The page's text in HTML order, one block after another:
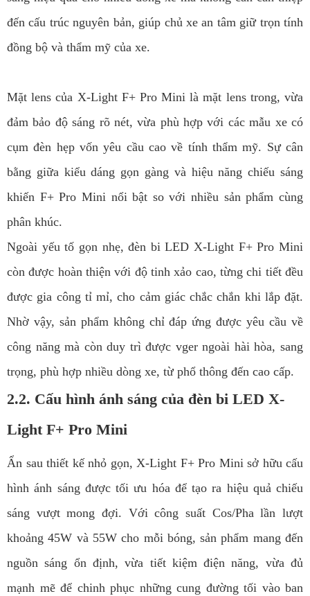
đến cấu trúc nguyên bản, giúp chủ xe an tâm giữ trọn tính
đồng bộ và thẩm mỹ của xe.
Mặt lens của X-Light F+ Pro Mini là mặt lens trong, vừa
đảm bảo độ sáng rõ nét, vừa phù hợp với các mẫu xe có
cụm đèn hẹp vốn yêu cầu cao về tính thẩm mỹ. Sự cân
bằng giữa kiểu dáng gọn gàng và hiệu năng chiếu sáng
khiến F+ Pro Mini nổi bật so với nhiều sản phẩm cùng
phân khúc.
Ngoài yếu tố gọn nhẹ, đèn bi LED X-Light F+ Pro Mini
còn được hoàn thiện với độ tinh xảo cao, từng chi tiết đều
được gia công tỉ mỉ, cho cảm giác chắc chắn khi lắp đặt.
Nhờ vậy, sản phẩm không chỉ đáp ứng được yêu cầu về
công năng mà còn duy trì được vger ngoài hài hòa, sang
trọng, phù hợp nhiều dòng xe, từ phổ thông đến cao cấp.
2.2. Cấu hình ánh sáng của đèn bi LED X-
Light F+ Pro Mini
Ẩn sau thiết kế nhỏ gọn, X-Light F+ Pro Mini sở hữu cấu
hình ánh sáng được tối ưu hóa để tạo ra hiệu quả chiếu
sáng vượt mong đợi. Với công suất Cos/Pha lần lượt
khoảng 45W và 55W cho mỗi bóng, sản phẩm mang đến
nguồn sáng ổn định, vừa tiết kiệm điện năng, vừa đủ
mạnh mẽ để chinh phục những cung đường tối vào ban